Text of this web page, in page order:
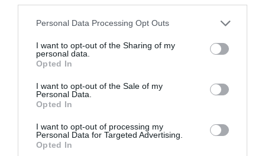
Please note that this website/app uses one or more Google
not limited to your visit or usage behaviour. You may click to
grant or deny consent to Google and its third-party tags to
use your data for below specified purposes in below Google
consent section.
Personal Data Processing Opt Outs
I want to opt-out of the Sharing of my
personal data.
Opted In
I want to opt-out of the Sale of my
Personal Data.
Opted In
I want to opt-out of processing my
Personal Data for Targeted Advertising.
Opted In
στην Ιστιαία!
09.08.2026 | 11:20
Συγκινεί Ενορία στην Εύβοια!
Συγκεντρώνει τρόφιμα για
Δεκαπενταύγουστο!
09.08.2026 | 11:00
Κατάνυξη στην Εύβοια:
Παράκληση της
Παναγίας στη Λούτσα
αναψυκτικά
Πανικός σε λιμάνι της
Εύβοιας με 37χρονο
άνδρα